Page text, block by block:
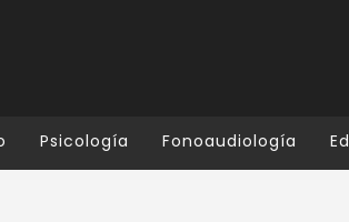
Psicología Fonoaudiología